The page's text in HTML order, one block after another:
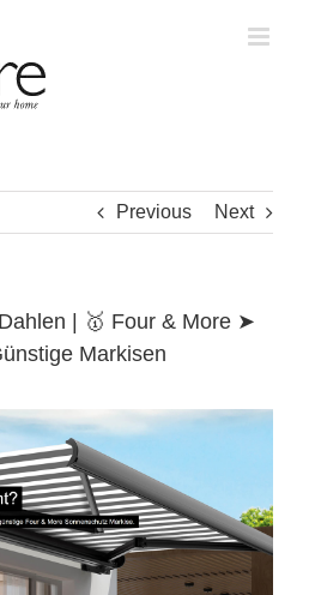
Previous Next
| 🥇 Four & More ➤
Markisen